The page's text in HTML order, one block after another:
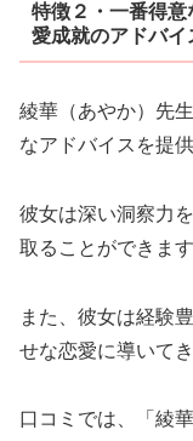
特徴２・一番得
愛成就のアドバ
綾華（あやか）先
なアドバイスを提供
彼女は深い洞察力
取ることができます
また、彼女は経験
せな恋愛に導いてき
口コミでは、「綾